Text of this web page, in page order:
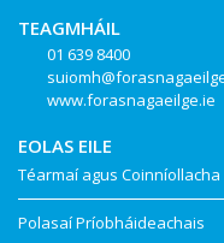
TEAGMHÁIL
01 639 8400
www.forasnagaeilge.ie
EOLAS EILE
Téarmaí agus Coinníollacha
Polasaí Príobháideachais